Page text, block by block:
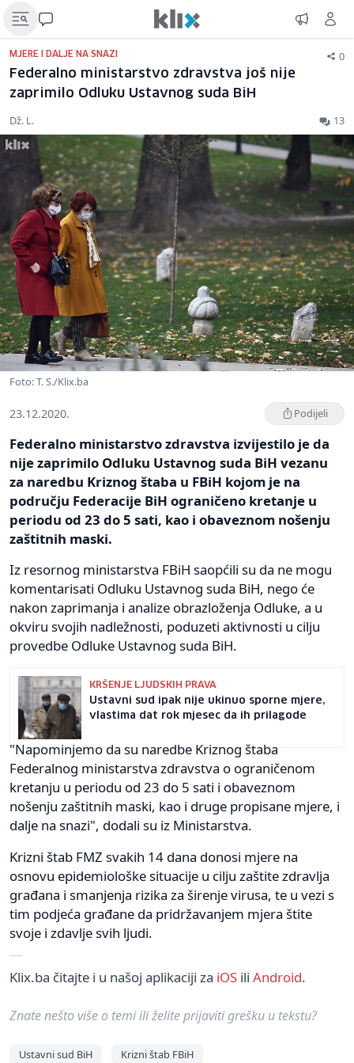
MJERE I DALJE NA SNAZI 0
Federalno ministarstvo zdravstva još nije
zaprimilo Odluku Ustavnog suda BiH
Dž. L. 13
Foto: T. S./Klix.ba
23.12.2020. Podijeli
Federalno ministarstvo zdravstva izvijestilo je da
nije zaprimilo Odluku Ustavnog suda BiH vezanu
za naredbu Kriznog štaba u FBiH kojom je na
području Federacije BiH ograničeno kretanje u
periodu od 23 do 5 sati, kao i obaveznom nošenju
zaštitnih maski.
Iz resornog ministarstva FBiH saopćili su da ne mogu
komentarisati Odluku Ustavnog suda BiH, nego će
nakon zaprimanja i analize obrazloženja Odluke, a u
okviru svojih nadležnosti, poduzeti aktivnosti u cilju
provedbe Odluke Ustavnog suda BiH.
KRŠENJE LJUDSKIH PRAVA
Ustavni sud ipak nije ukinuo sporne mjere,
vlastima dat rok mjesec da ih prilagode
"Napominjemo da su naredbe Kriznog štaba
Federalnog ministarstva zdravstva o ograničenom
kretanju u periodu od 23 do 5 sati i obaveznom
nošenju zaštitnih maski, kao i druge propisane mjere, i
dalje na snazi", dodali su iz Ministarstva.
Krizni štab FMZ svakih 14 dana donosi mjere na
osnovu epidemiološke situacije u cilju zaštite zdravlja
građana i smanjenja rizika za širenje virusa, te u vezi s
tim podjeća građane da pridržavanjem mjera štite
svoje i zdavlje svih ljudi.
Klix.ba čitajte i u našoj aplikaciji za iOS ili Android.
Znate nešto više o temi ili želite prijaviti grešku u tekstu?
Ustavni sud BiH Krizni štab FBiH